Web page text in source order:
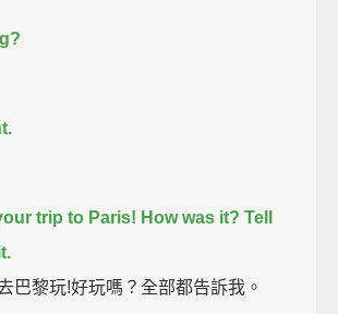
trip to Paris! How was it? Tell
巴黎玩!好玩嗎？全部都告訴我。